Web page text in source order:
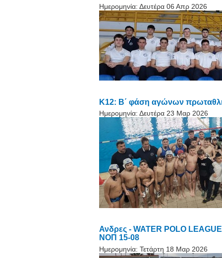
Ημερομηνία: Δευτέρα 06 Απρ 2026
Κ12: Β΄ φάση αγώνων
Ημερομηνία: Δευτέρα 23 Μαρ 2026
Ανδρες - WATER POLO
ΝΟΠ 15-08
Ημερομηνία: Τετάρτη 18 Μαρ 2026